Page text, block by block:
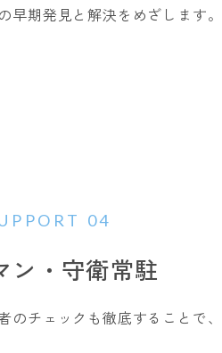
早期発見と解決をめざします。
04
ン・守衛常駐
のチェックも徹底することで